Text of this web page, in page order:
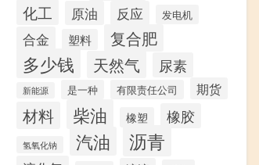
化工 原油 反应 发电机
合金 塑料 复合肥
多少钱 天然气 尿素
新能源 是一种 有限责任公司 期货
材料 柴油 橡塑 橡胶
氢氧化钠 汽油 沥青